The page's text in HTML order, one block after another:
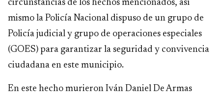
circunstancias de los hechos mencionados, así
mismo la Policía Nacional dispuso de un grupo de
Policía judicial y grupo de operaciones especiales
(GOES) para garantizar la seguridad y convivencia
ciudadana en este municipio.
En este hecho murieron Iván Daniel De Armas